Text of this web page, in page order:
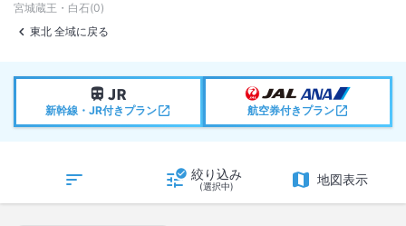
宮城蔵王・白石(0)
東北 全域に戻る
新幹線・JR付きプラン 航空券付きプラン
絞り込み
(選択中) 地図表示